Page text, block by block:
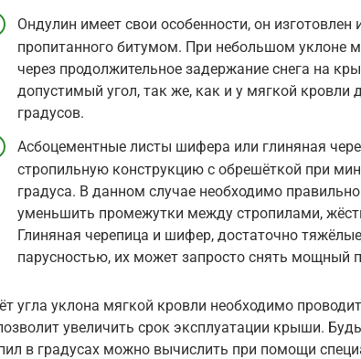
Ондулин имеет свои особенности, он изготовлен
пропитанного битумом. При небольшом уклоне
через продолжительное задержание снега на
допустимый угол, так же, как и у мягкой
градусов.
Асбоцементные листы шифера или глиняная
стропильную конструкцию с обрешёткой при
градуса. В данном случае необходимо
уменьшить промежутки между стропилами,
Глиняная черепица и шифер, достаточно
парусностью, их может запросто снять мощный
угла уклона мягкой кровли необходимо
увеличить срок эксплуатации крыши.
в градусах можно вычислить при помощи